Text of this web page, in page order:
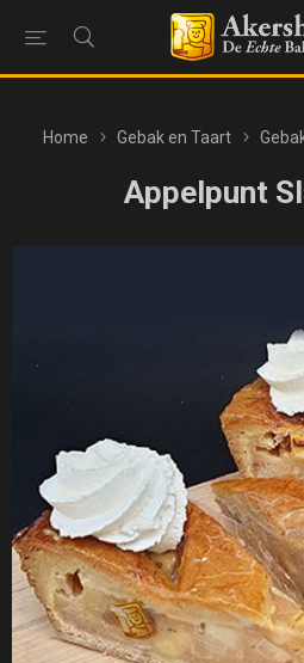
Home Gebak en Taart
Appelpunt